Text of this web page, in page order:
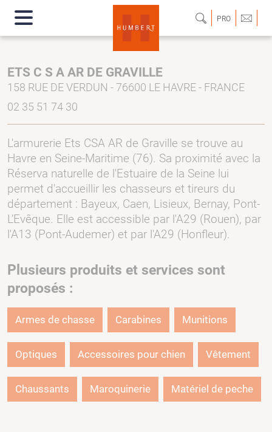
PRO
ETS C S A AR DE GRAVILLE
158 RUE DE VERDUN - 76600 LE HAVRE - FRANCE
02 35 51 74 30
L'armurerie Ets CSA AR de Graville se trouve au
Havre en Seine-Maritime (76). Sa proximité avec la
Réserva naturelle de l'Estuaire de la Seine lui
permet d'accueillir les chasseurs et tireurs du
département : Bayeux, Caen, Lisieux, Bernay, Pont-
L’Evêque. Elle est accessible par l'A29 (Rouen), par
l'A13 (Pont-Audemer) et par l'A29 (Honfleur).
Plusieurs produits et services sont
proposés :
Armes de chasse Carabines Munitions
Optiques Accessoires pour chien Vêtement
Chaussants Maroquinerie Matériel de peche